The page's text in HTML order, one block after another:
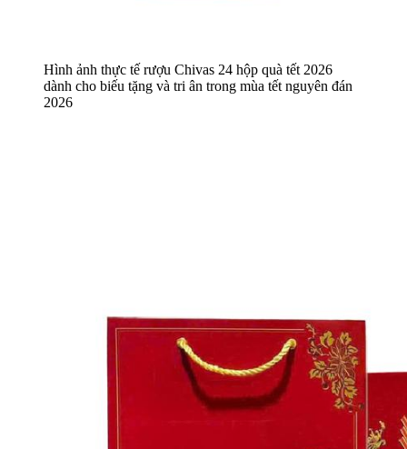
Hình ảnh thực tế rượu Chivas 24 hộp quà tết 2026
dành cho biếu tặng và tri ân trong mùa tết nguyên đán
2026